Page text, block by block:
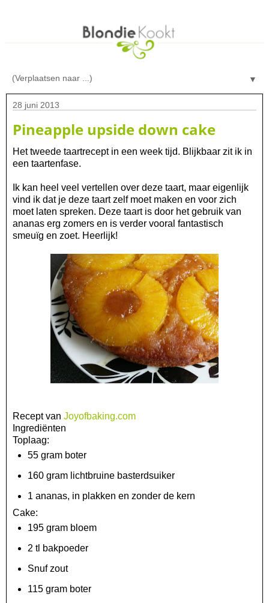
▼
28 juni 2013
Pineapple upside down cake
Het tweede taartrecept in een week tijd. Blijkbaar zit ik in
een taartenfase.
Ik kan heel veel vertellen over deze taart, maar eigenlijk
vind ik dat je deze taart zelf moet maken en voor zich
moet laten spreken. Deze taart is door het gebruik van
ananas erg zomers en is verder vooral fantastisch
smeuïg en zoet. Heerlijk!
Recept van Joyofbaking.com
Ingrediënten
Toplaag:
55 gram boter
160 gram lichtbruine basterdsuiker
1 ananas, in plakken en zonder de kern
Cake:
195 gram bloem
2 tl bakpoeder
Snuf zout
115 gram boter